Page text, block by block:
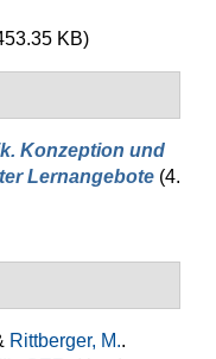
KB)
Konzeption und
Lernangebote (4.
Rittberger, M..